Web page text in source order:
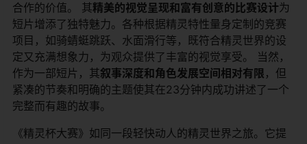
合作的价值。 其​​精美的视觉呈现和富有创意的比赛设计​​为
短片增添了独特魅力。各种根据精灵特性量身定制的竞赛
项目，如骑蜻蜓跳跃、水面滑行等，既符合精灵世界的设
定又充满想象力，为观众提供了丰富的视觉享受。 当然，
作为一部短片，其​​叙事深度和角色发展空间相对有限​ ​，但
紧凑的节奏和明确的主题使其在23分钟内成功讲述了一个
完整而有趣的故事。
《精灵杯大赛》如同一段轻快动人的精灵世界之旅。它提